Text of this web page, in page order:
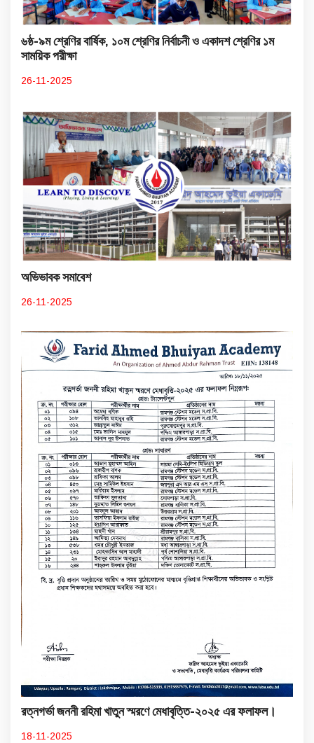
৬ষ্ঠ-৯ম শ্রেণির বার্ষিক, ১০ম শ্রেণির নির্বাচনী ও একাদশ শ্রেণির ১ম
সাময়িক পরীক্ষা
26-11-2025
অভিভাবক সমাবেশ
26-11-2025
রত্নগর্ভা জননী রহিমা খাতুন স্মরণে মেধাবৃত্তি-২০২৫ এর ফলাফল।
18-11-2025